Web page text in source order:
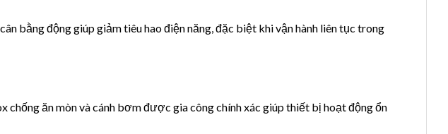
bằng động giúp giảm tiêu hao điện năng, đặc biệt khi vận hành liên tục trong
chống ăn mòn và cánh bơm được gia công chính xác giúp thiết bị hoạt động ổn